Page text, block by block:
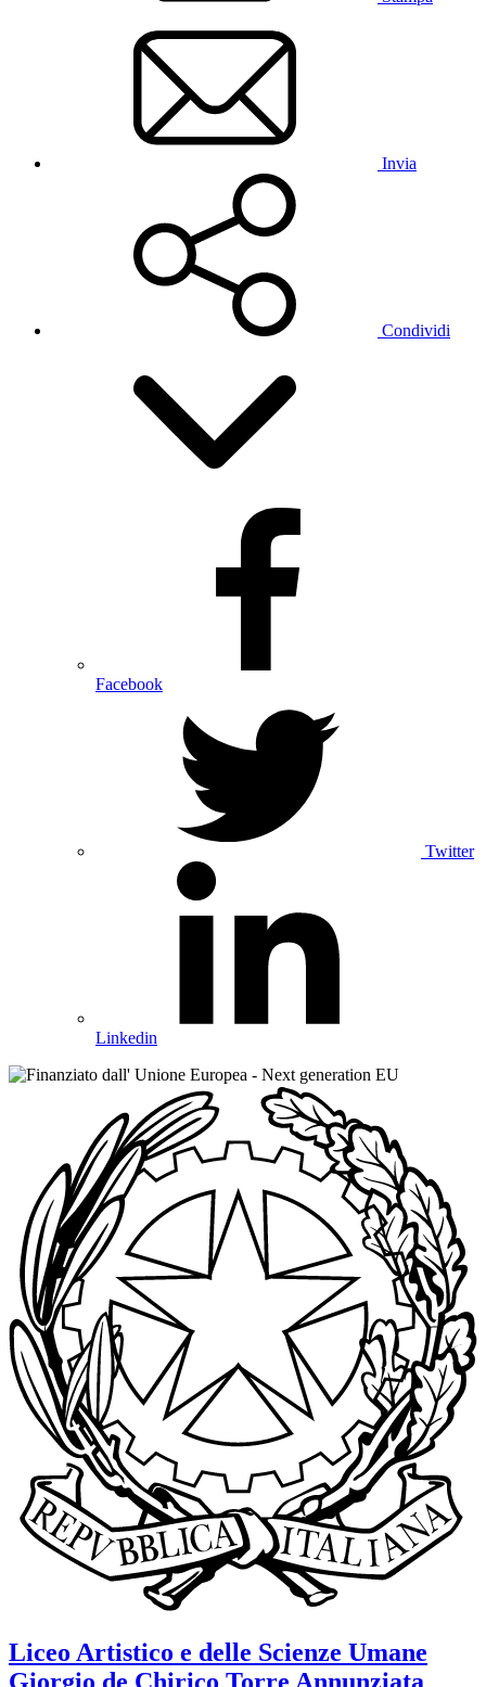
Invia
Condividi
Facebook
Twitter
Linkedin
Liceo Artistico e delle Scienze Umane
Giorgio de Chirico Torre Annunziata